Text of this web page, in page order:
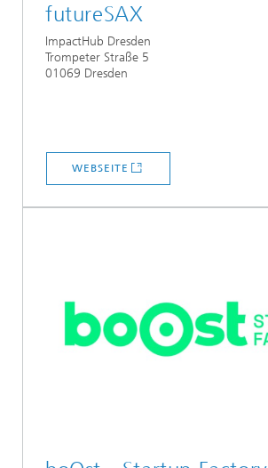
futureSAX
ImpactHub Dresden
Trompeter Straße 5
01069 Dresden
WEBSEITE